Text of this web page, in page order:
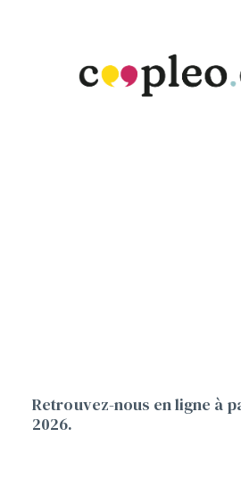
Retrouvez-nous en ligne à
2026.